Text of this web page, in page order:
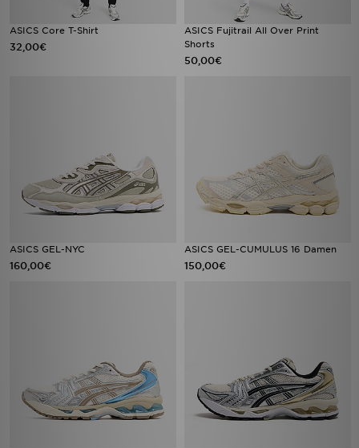
ASICS Core T-Shirt
32,00€
ASICS Fujitrail All Over Print
Shorts
50,00€
ASICS GEL-NYC
160,00€
ASICS GEL-CUMULUS 16 Damen
150,00€